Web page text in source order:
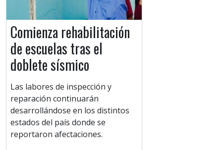
Comienza rehabilitación
de escuelas tras el
doblete sísmico
Las labores de inspección y
reparación continuarán
desarrollándose en los distintos
estados del país donde se
reportaron afectaciones.